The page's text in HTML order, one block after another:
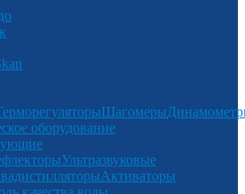
Шагомеры
оборудование
Ультразвуковые
Активаторы